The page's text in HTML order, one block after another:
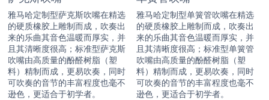
雅马哈定制型萨克斯吹嘴在精选
的硬质橡胶上雕制而成，吹奏出
来的乐曲其音色温暖而厚实，并
且其清晰度很高；标准型萨克斯
吹嘴由高质量的酚醛树脂（塑
料）精制而成，更易吹奏，同时
可吹奏的音节的丰富程度也毫不
逊色，更适合于初学者。
雅马哈定制型单簧管吹嘴在精选
的硬质橡胶上雕制而成，吹奏出
来的乐曲其音色温暖而厚实，并
且其清晰度很高；标准型单簧管
吹嘴由高质量的酚醛树脂（塑
料）精制而成，更易吹奏，同时
可吹奏的音节的丰富程度也毫不
逊色，更适合于初学者。